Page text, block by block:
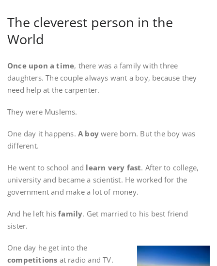
The cleverest person in the
World
Once upon a time, there was a family with three
daughters. The couple always want a boy, because they
need help at the carpenter.
They were Muslems.
One day it happens. A boy were born. But the boy was
different.
He went to school and learn very fast. After to college,
university and became a scientist. He worked for the
government and make a lot of money.
And he left hisfamily. Get married to his best friend
sister.
One day he get into the
competitions at radio and TV.